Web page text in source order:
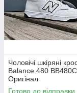
Чоловічі шкіряні
Balance 480
Оригінал
Готово до відправки